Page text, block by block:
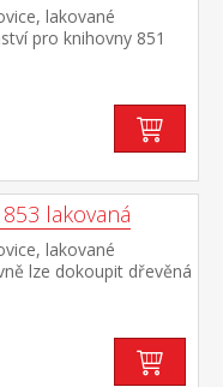
lakované
pro knihovny 851
lakovaná
lakované
lze dokoupit dřevěná
cena knihovny je bez